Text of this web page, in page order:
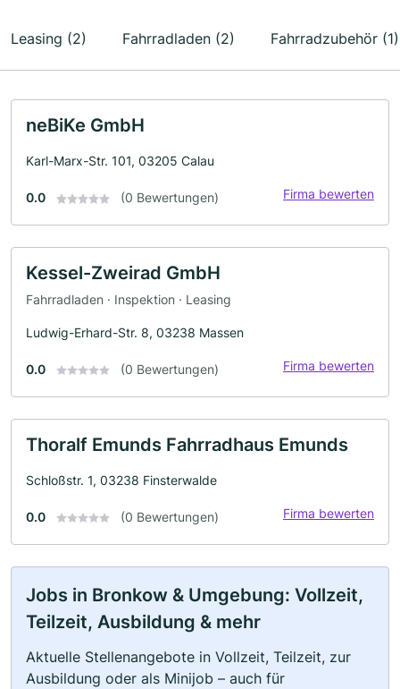
Leasing (2) Fahrradladen (2) Fahrradzubehör (1)
neBiKe GmbH
Karl-Marx-Str. 101, 03205 Calau
0.0 (0 Bewertungen) Firma bewerten
Kessel-Zweirad GmbH
Fahrradladen · Inspektion · Leasing
Ludwig-Erhard-Str. 8, 03238 Massen
0.0 (0 Bewertungen) Firma bewerten
Thoralf Emunds Fahrradhaus Emunds
Schloßstr. 1, 03238 Finsterwalde
0.0 (0 Bewertungen) Firma bewerten
Jobs in Bronkow & Umgebung: Vollzeit,
Teilzeit, Ausbildung & mehr
Aktuelle Stellenangebote in Vollzeit, Teilzeit, zur
Ausbildung oder als Minijob – auch für